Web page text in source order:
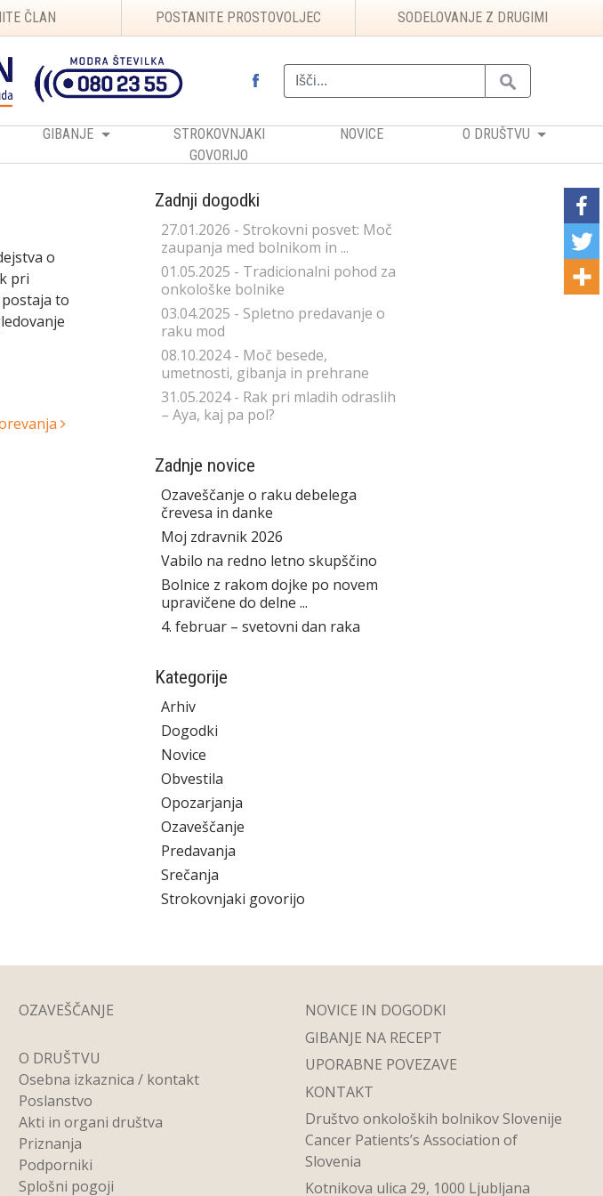
ČLAN POSTANITE PROSTOVOLJEC SODELOVANJE Z DRUGIMI
GIBANJE
STROKOVNJAKI
GOVORIJO
NOVICE O DRUŠTVU
o
pri
to
Zadnji dogodki
27.01.2026 - Strokovni posvet: Moč
zaupanja med bolnikom in ...
01.05.2025 - Tradicionalni pohod za
onkološke bolnike
03.04.2025 - Spletno predavanje o
raku mod
08.10.2024 - Moč besede,
umetnosti, gibanja in prehrane
31.05.2024 - Rak pri mladih odraslih
– Aya, kaj pa pol?
Zadnje novice
Ozaveščanje o raku debelega
črevesa in danke
Moj zdravnik 2026
Vabilo na redno letno skupščino
Bolnice z rakom dojke po novem
upravičene do delne ...
4. februar – svetovni dan raka
Kategorije
Arhiv
Dogodki
Novice
Obvestila
Opozarjanja
Ozaveščanje
Predavanja
Srečanja
Strokovnjaki govorijo
OZAVEŠČANJE
O DRUŠTVU
Osebna izkaznica / kontakt
Poslanstvo
Akti in organi društva
Priznanja
Podporniki
Splošni pogoji
NOVICE IN DOGODKI
GIBANJE NA RECEPT
UPORABNE POVEZAVE
KONTAKT
Društvo onkoloških bolnikov Slovenije
Cancer Patients’s Association of
Slovenia
Kotnikova ulica 29, 1000 Ljubljana